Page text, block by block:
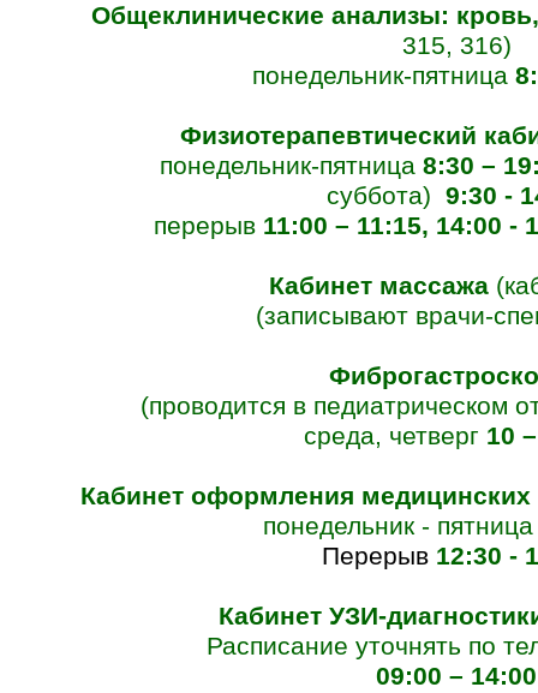
Общеклинические анализы:
315, 316)
понедельник-пятница
Физиотерапевтический
понедельник-пятница 8:30 –
суббота) 9:30 -
перерыв 11:00 – 11:15, 14:00 -
Кабинет массажа
(записывают врачи-
(проводится в педиатрическом
среда, четверг 10
Кабинет оформления
понедельник -
Перерыв 12:30 -
Кабинет УЗИ-
Расписание уточнять по
09:00 – 14:00